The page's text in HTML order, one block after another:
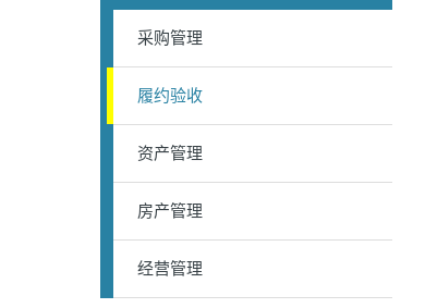
采购管理
履约验收
资产管理
房产管理
经营管理